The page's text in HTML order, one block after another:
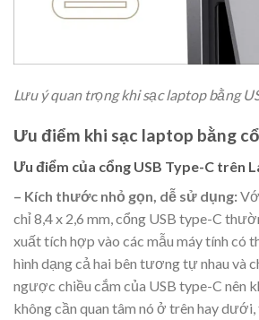
Lưu ý quan trọng khi sạc laptop bằng
Ưu điểm khi sạc laptop bằng
Ưu điểm của cổng USB Type-C trên
– Kích thước nhỏ gọn, dễ sử dụng:
chỉ 8,4 x 2,6 mm, cổng USB type-C
xuất tích hợp vào các mẫu máy tính có
hình dạng cả hai bên tương tự nhau và
ngược chiều cắm của USB type-C nên
không cần quan tâm nó ở trên hay